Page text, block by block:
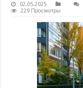
02.05.2025
229 Просмотры